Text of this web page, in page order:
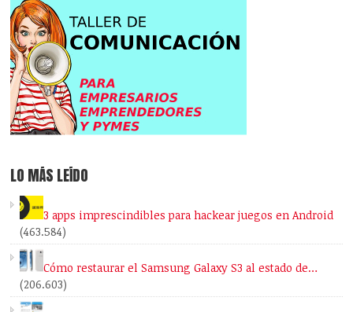
LO MÁS LEÍDO
3 apps imprescindibles para hackear juegos en Android
(463.584)
Cómo restaurar el Samsung Galaxy S3 al estado de…
(206.603)